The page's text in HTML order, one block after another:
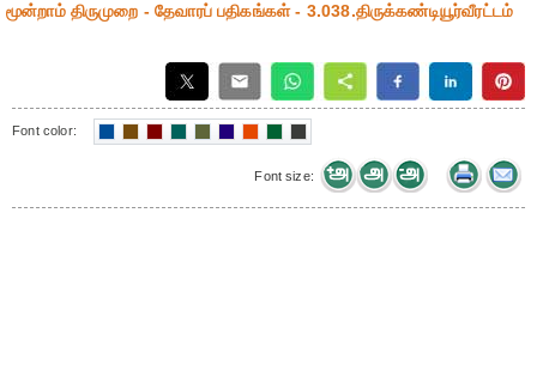
மூன்றாம் திருமுறை - தேவாரப் பதிகங்கள் - 3.038.திருக்கண்டியூர்வீரட்டம்
Font color:
Font size: